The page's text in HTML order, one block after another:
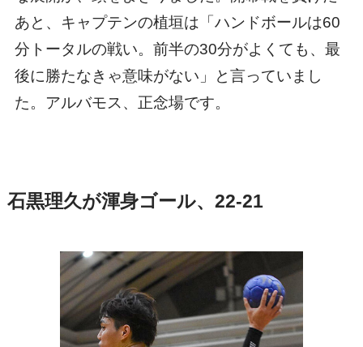
あと、キャプテンの植垣は「ハンドボールは60
分トータルの戦い。前半の30分がよくても、最
後に勝たなきゃ意味がない」と言っていまし
た。アルバモス、正念場です。
石黒理久が渾身ゴール、22-21